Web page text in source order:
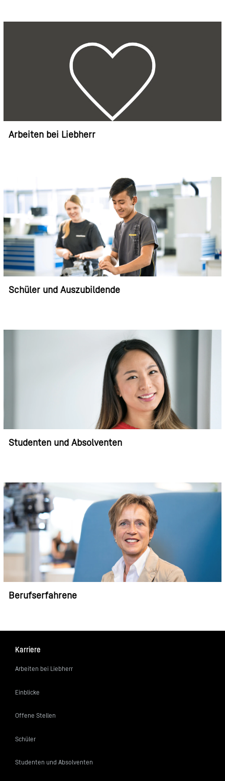
Arbeiten bei Liebherr
Schüler und Auszubildende
Studenten und Absolventen
Berufserfahrene
Karriere
Arbeiten bei Liebherr
Einblicke
Offene Stellen
Schüler
Studenten und Absolventen